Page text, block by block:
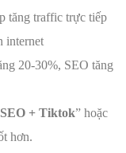
tăng traffic trực tiếp
internet
20-30%, SEO tăng
SEO + Tiktok” hoặc
hơn.